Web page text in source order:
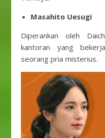
Masahito Uesugi
Diperankan oleh
kantoran yang
seorang pria misterius.